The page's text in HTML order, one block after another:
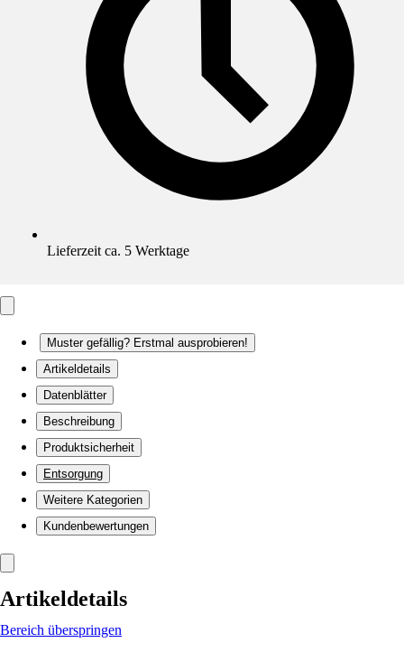
Lieferzeit ca. 5 Werktage
Muster gefällig? Erstmal ausprobieren!
Artikeldetails
Datenblätter
Beschreibung
Produktsicherheit
Entsorgung
Weitere Kategorien
Kundenbewertungen
Artikeldetails
Bereich überspringen